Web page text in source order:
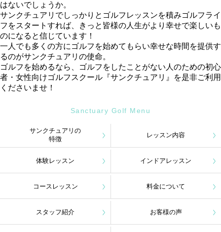
はないでしょうか。
サンクチュアリでしっかりとゴルフレッスンを積みゴルフライ
フをスタートすれば、きっと皆様の人生がより幸せで楽しいも
のになると信じています！
一人でも多くの方にゴルフを始めてもらい幸せな時間を提供す
るのがサンクチュアリの使命。
ゴルフを始めるなら、ゴルフをしたことがない人のための初心
者・女性向けゴルフスクール『サンクチュアリ』を是非ご利用
くださいませ！
Sanctuary Golf Menu
サンクチュアリの
特徴
レッスン内容
体験レッスン インドアレッスン
コースレッスン 料金について
スタッフ紹介 お客様の声